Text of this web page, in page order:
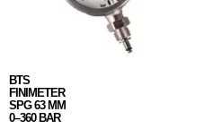
BTS
FINIMETER
SPG 63 MM
0–360 BAR